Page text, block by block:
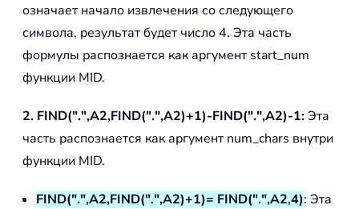
означает начало извлечения со следующего
символа, результат будет число 4. Эта часть
формулы распознается как аргумент start_num
функции MID.
2. FIND(".",A2,FIND(".",A2)+1)-FIND(".",A2)-1:Эта
часть распознается как аргумент num_chars внутри
функции MID.
FIND(".",A2,FIND(".",A2)+1)= FIND(".",A2,4): Эта